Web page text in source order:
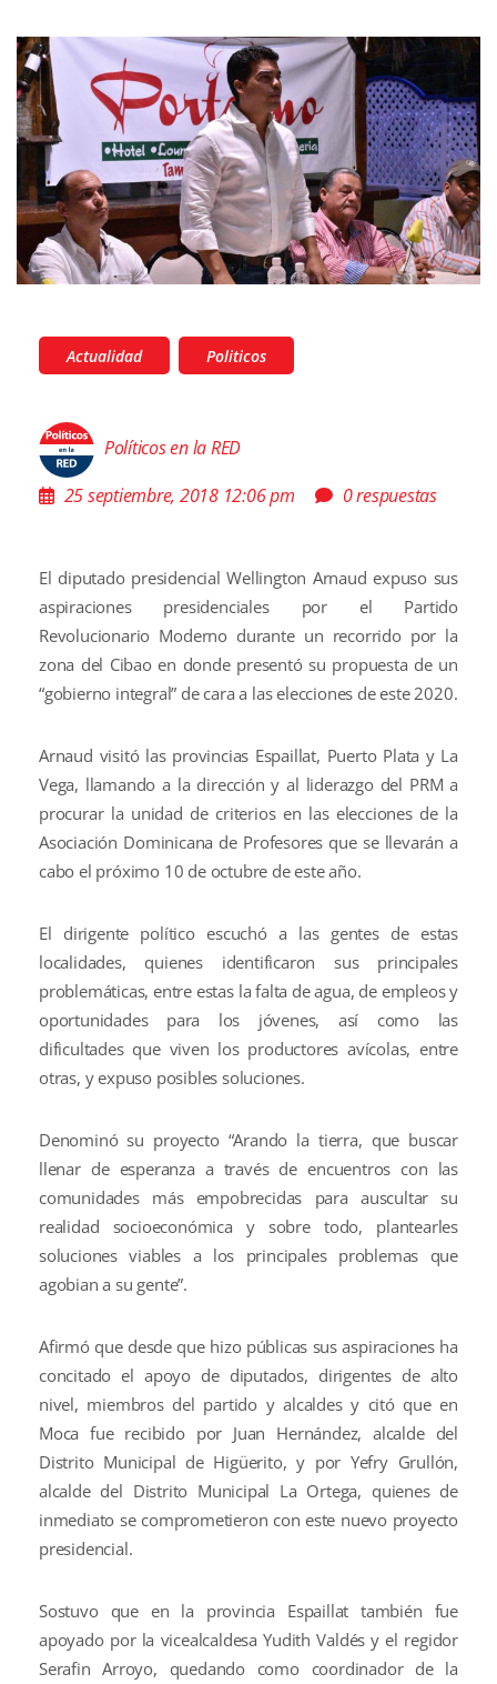
Actualidad Politicos
Políticos en la RED
25 septiembre, 2018 12:06 pm
0 respuestas
El diputado presidencial Wellington Arnaud expuso sus
aspiraciones presidenciales por el Partido
Revolucionario Moderno durante un recorrido por la
zona del Cibao en donde presentó su propuesta de un
“gobierno integral” de cara a las elecciones de este 2020.
Arnaud visitó las provincias Espaillat, Puerto Plata y La
Vega, llamando a la dirección y al liderazgo del PRM a
procurar la unidad de criterios en las elecciones de la
Asociación Dominicana de Profesores que se llevarán a
cabo el próximo 10 de octubre de este año.
El dirigente político escuchó a las gentes de estas
localidades, quienes identificaron sus principales
problemáticas, entre estas la falta de agua, de empleos y
oportunidades para los jóvenes, así como las
dificultades que viven los productores avícolas, entre
otras, y expuso posibles soluciones.
Denominó su proyecto “Arando la tierra, que buscar
llenar de esperanza a través de encuentros con las
comunidades más empobrecidas para auscultar su
realidad socioeconómica y sobre todo, plantearles
soluciones viables a los principales problemas que
agobian a su gente”.
Afirmó que desde que hizo públicas sus aspiraciones ha
concitado el apoyo de diputados, dirigentes de alto
nivel, miembros del partido y alcaldes y citó que en
Moca fue recibido por Juan Hernández, alcalde del
Distrito Municipal de Higüerito, y por Yefry Grullón,
alcalde del Distrito Municipal La Ortega, quienes de
inmediato se comprometieron con este nuevo proyecto
presidencial.
Sostuvo que en la provincia Espaillat también fue
apoyado por la vicealcaldesa Yudith Valdés y el regidor
Serafin Arroyo, quedando como coordinador de la